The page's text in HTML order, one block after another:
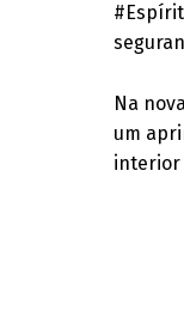
Na
um
interior